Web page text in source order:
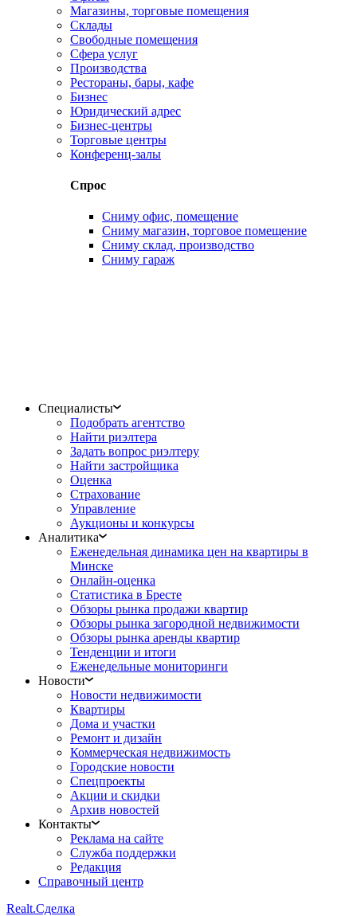
Магазины, торговые помещения
Склады
Свободные помещения
Сфера услуг
Производства
Рестораны, бары, кафе
Бизнес
Юридический адрес
Бизнес-центры
Торговые центры
Конференц-залы
Спрос
Сниму офис, помещение
Сниму магазин, торговое помещение
Сниму склад, производство
Сниму гараж
Специалисты
Подобрать агентство
Найти риэлтера
Задать вопрос риэлтеру
Найти застройщика
Оценка
Страхование
Управление
Аукционы и конкурсы
Аналитика
Еженедельная динамика цен на квартиры в
Минске
Онлайн-оценка
Статистика в Бресте
Обзоры рынка продажи квартир
Обзоры рынка загородной недвижимости
Обзоры рынка аренды квартир
Тенденции и итоги
Еженедельные мониторинги
Новости
Новости недвижимости
Квартиры
Дома и участки
Ремонт и дизайн
Коммерческая недвижимость
Городские новости
Спецпроекты
Акции и скидки
Архив новостей
Контакты
Реклама на сайте
Служба поддержки
Редакция
Справочный центр
Realt.Сделка